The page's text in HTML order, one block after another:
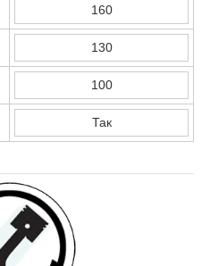
160
130
100
Так